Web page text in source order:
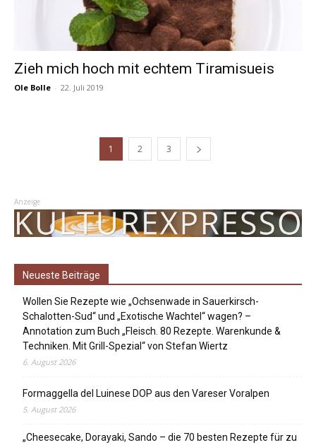
Zieh mich hoch mit echtem Tiramisueis
Ole Bolle - 22. Juli 2019
1 2 3
Anzeige
Neueste Beiträge
Wollen Sie Rezepte wie „Ochsenwade in Sauerkirsch-
Schalotten-Sud“ und „Exotische Wachtel“ wagen? –
Annotation zum Buch „Fleisch. 80 Rezepte. Warenkunde &
Techniken. Mit Grill-Spezial“ von Stefan Wiertz
6. August 2026
Formaggella del Luinese DOP aus den Vareser Voralpen
5. August 2026
„Cheesecake, Dorayaki, Sando – die 70 besten Rezepte für zu